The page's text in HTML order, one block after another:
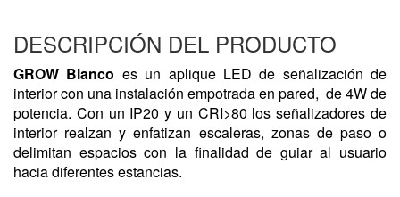
DESCRIPCIÓN DEL PRODUCTO
GROW Blanco es un aplique LED de señalización de
interior con una instalación empotrada en pared, de 4W de
potencia. Con un IP20 y un CRI>80 los señalizadores de
interior realzan y enfatizan escaleras, zonas de paso o
delimitan espacios con la finalidad de guiar al usuario
hacia diferentes estancias.